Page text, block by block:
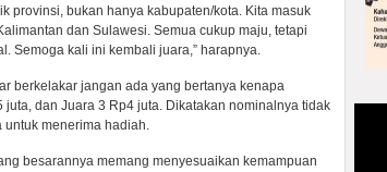
provinsi, bukan hanya kabupaten/kota. Kita masuk
dan Sulawesi. Semua cukup maju, tetapi
Semoga kali ini kembali juara,” harapnya.
berkelakar jangan ada yang bertanya kenapa
dan Juara 3 Rp4 juta. Dikatakan nominalnya tidak
untuk menerima hadiah.
besarannya memang menyesuaikan kemampuan